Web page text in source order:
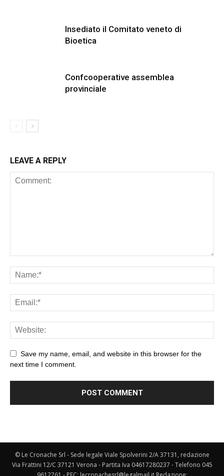
Insediato il Comitato veneto di
Bioetica
Confcooperative assemblea
provinciale
LEAVE A REPLY
Save my name, email, and website in this browser for the
next time I comment.
© Le Cronache Srl - Sede legale Viale Spolverini 2/A 37131, redazione
Via Frattini 12/C 37121 Verona - Partita Iva 04617280237 - Telefono 045